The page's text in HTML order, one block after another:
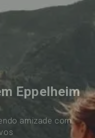
Eppelheim
amizade com